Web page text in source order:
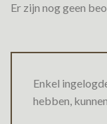
Er zijn nog geen
Enkel
hebben,